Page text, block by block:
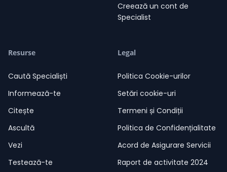
Creează un cont de
Specialist
Resurse
Caută Specialiști
Informează-te
Citește
Ascultă
Vezi
Testează-te
Legal
Politica Cookie-urilor
Setări cookie-uri
Termeni și Condiții
Politica de Confidențialitate
Acord de Asigurare Servicii
Raport de activitate 2024